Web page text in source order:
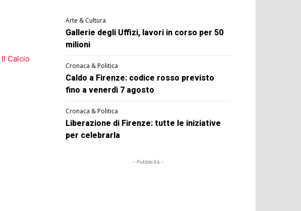
Il Calcio
Arte & Cultura
Gallerie degli Uffizi, lavori in corso per 50
milioni
Cronaca & Politica
Caldo a Firenze: codice rosso previsto
fino a venerdì 7 agosto
Cronaca & Politica
Liberazione di Firenze: tutte le iniziative
per celebrarla
- Pubblicità -